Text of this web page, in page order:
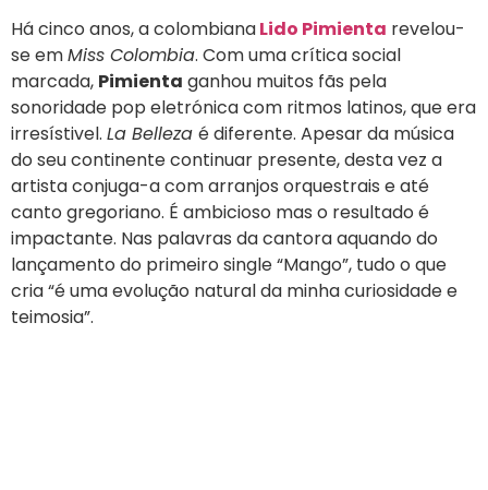
Há cinco anos, a colombianaLido Pimienta revelou-
se emMiss Colombia. Com uma crítica social
marcada, Pimienta ganhou muitos fãs pela
sonoridade pop eletrónica com ritmos latinos, que era
irresístivel. La Belleza é diferente. Apesar da música
do seu continente continuar presente, desta vez a
artista conjuga-a com arranjos orquestrais e até
canto gregoriano. É ambicioso mas o resultado é
impactante. Nas palavras da cantora aquando do
lançamento do primeiro single “Mango”, tudo o que
cria “é uma evolução natural da minha curiosidade e
teimosia”.